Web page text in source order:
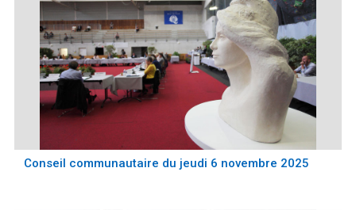
Conseil communautaire du jeudi 6 novembre 2025